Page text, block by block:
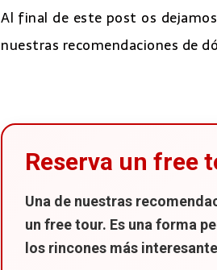
Ruta H
Ruta K 1
Consejos sobre
Preguntas frecuentes
Nuestro mapa de los
Al final de este post os
nuestras recomendaciones de
Reserva un free
Una de nuestras
un free tour. Es una forma
los rincones más